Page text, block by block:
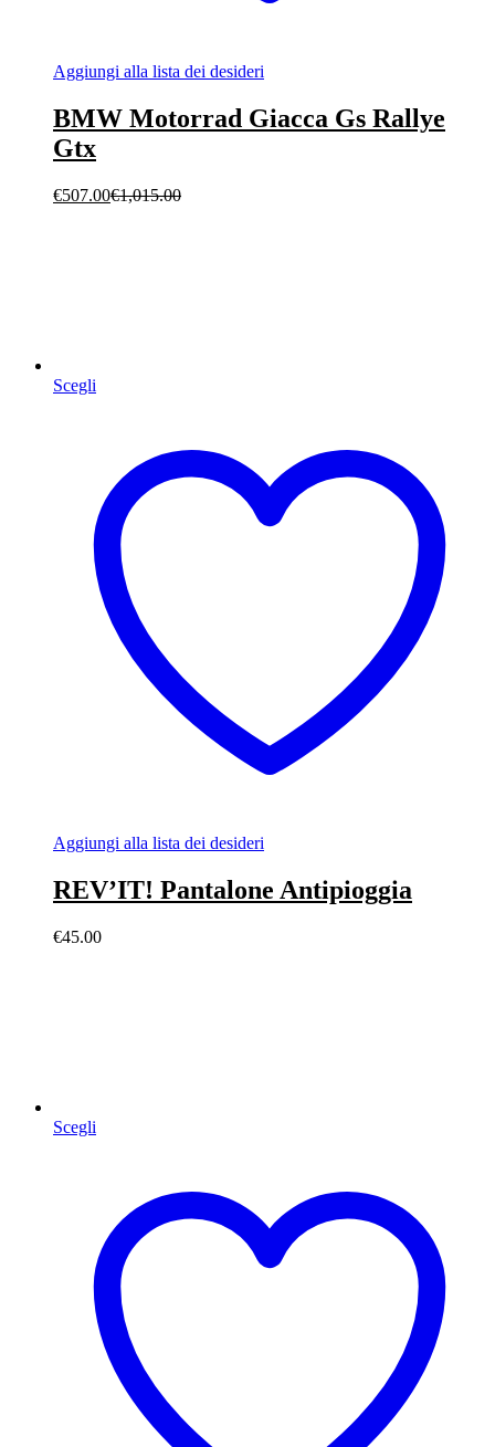
Aggiungi alla lista dei desideri
BMW Motorrad Giacca Gs Rallye
Gtx
€507.00€1,015.00
Scegli
Aggiungi alla lista dei desideri
REV’IT! Pantalone Antipioggia
€45.00
Scegli